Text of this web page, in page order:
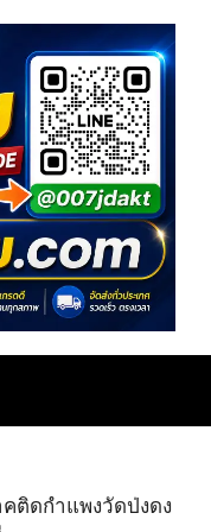
ติดกำแพงวัดป่งดง